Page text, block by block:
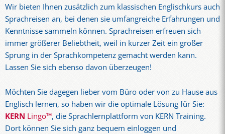
Wir bieten Ihnen zusätzlich zum klassischen Englischkurs auch
Sprachreisen an, bei denen sie umfangreiche Erfahrungen und
Kenntnisse sammeln können. Sprachreisen erfreuen sich
immer größerer Beliebtheit, weil in kurzer Zeit ein großer
Sprung in der Sprachkompetenz gemacht werden kann.
Lassen Sie sich ebenso davon überzeugen!
Möchten Sie dagegen lieber vom Büro oder von zu Hause aus
Englisch lernen, so haben wir die optimale Lösung für Sie:
KERN Lingo™, die Sprachlernplattform von KERN Training.
Dort können Sie sich ganz bequem einloggen und